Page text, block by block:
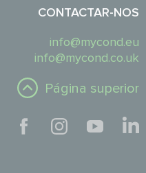
CONTACTAR-NOS
info@mycond.eu
info@mycond.co.uk
Página superior